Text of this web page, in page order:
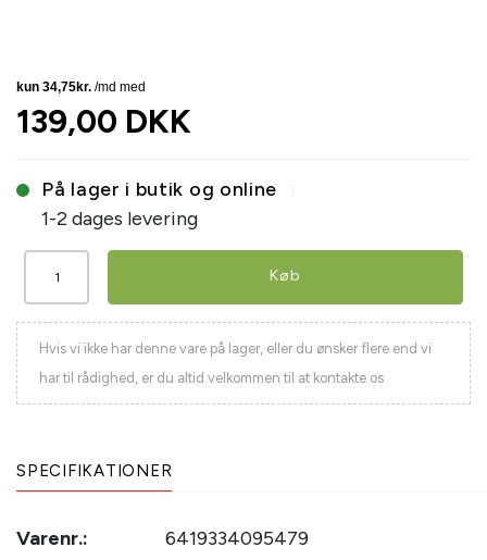
139,00 DKK
På lager i butik og online
1-2 dages levering
Køb
Hvis vi ikke har denne vare på lager, eller du ønsker flere end vi
har til rådighed, er du altid velkommen til at kontakte os
SPECIFIKATIONER
Varenr.: 6419334095479